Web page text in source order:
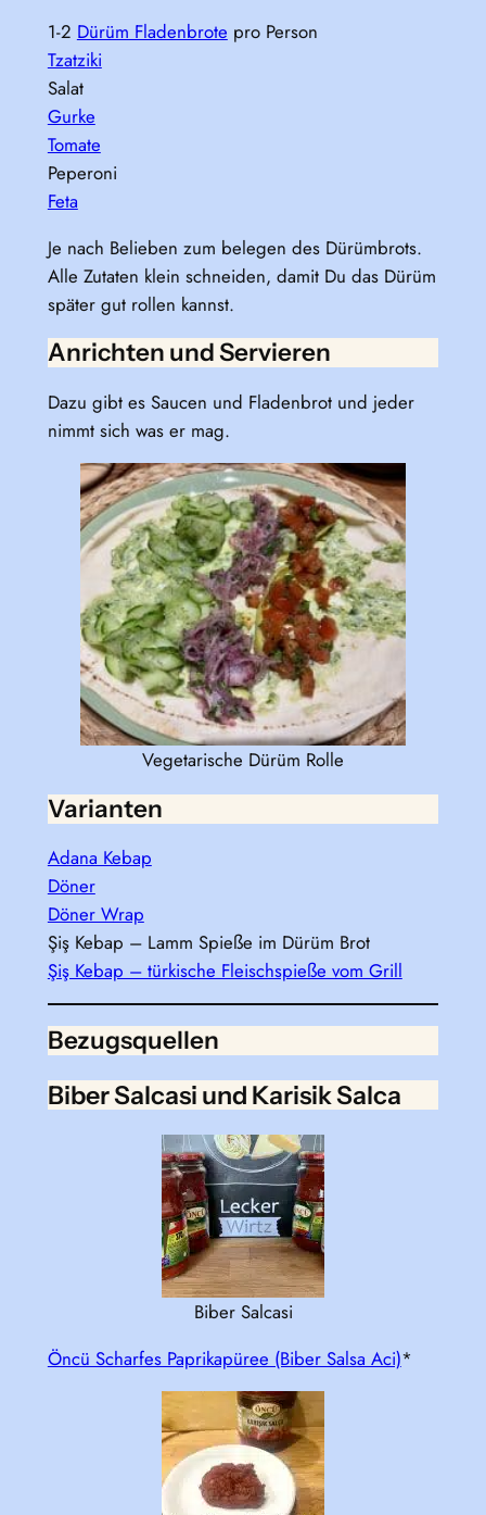
1-2 Dürüm Fladenbrote pro Person
Tzatziki
Salat
Gurke
Tomate
Peperoni
Feta
Je nach Belieben zum belegen des Dürümbrots.
Alle Zutaten klein schneiden, damit Du das Dürüm
später gut rollen kannst.
Anrichten und Servieren
Dazu gibt es Saucen und Fladenbrot und jeder
nimmt sich was er mag.
Vegetarische Dürüm Rolle
Varianten
Adana Kebap
Döner
Döner Wrap
Şiş Kebap – Lamm Spieße im Dürüm Brot
Şiş Kebap – türkische Fleischspieße vom Grill
Bezugsquellen
Biber Salcasi und Karisik Salca
Biber Salcasi
Öncü Scharfes Paprikapüree (Biber Salsa Aci)*